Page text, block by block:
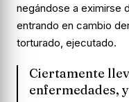
negándose a eximirse
entrando en cambio
torturado, ejecutado.
Ciertamente
enfermedades,